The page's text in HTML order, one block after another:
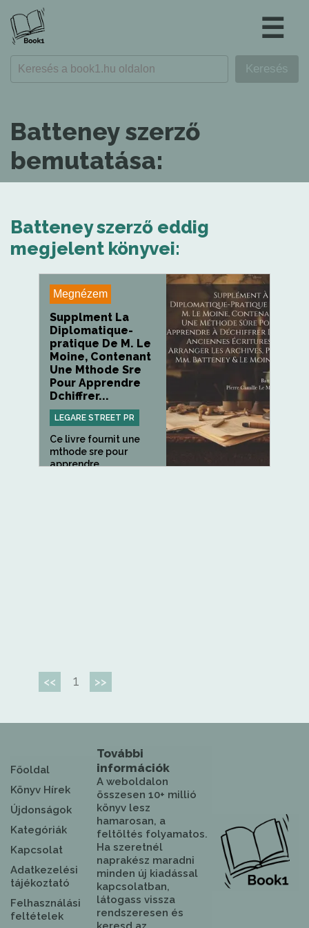
☰
Batteney szerző
bemutatása:
Batteney szerző eddig
megjelent könyvei:
Megnézem
Supplment La
Diplomatique-
pratique De M. Le
Moine, Contenant
Une Mthode Sre
Pour Apprendre
Dchiffrer...
LEGARE STREET PR
Ce livre fournit une
mthode sre pour
apprendre...
<< 1 >>
Főoldal
Könyv Hírek
Újdonságok
Kategóriák
Kapcsolat
Adatkezelési
tájékoztató
Felhasználási
feltételek
További
információk
A weboldalon
összesen 10+ millió
könyv lesz
hamarosan, a
feltöltés folyamatos.
Ha szeretnél
naprakész maradni
minden új kiadással
kapcsolatban,
látogass vissza
rendszeresen és